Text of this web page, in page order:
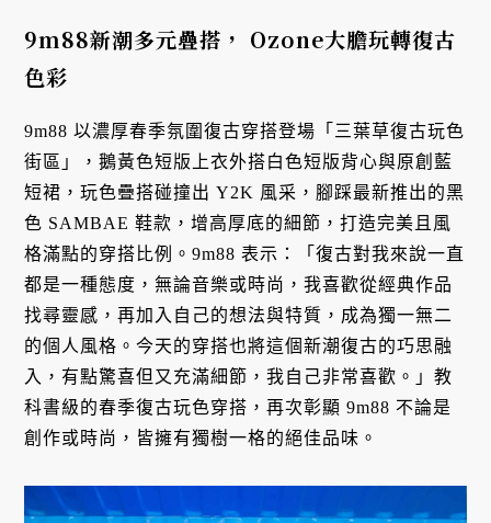
9m88新潮多元疊搭， Ozone大膽玩轉復古
色彩
9m88 以濃厚春季氛圍復古穿搭登場「三葉草復古玩色
街區」，鵝黃色短版上衣外搭白色短版背心與原創藍
短裙，玩色疊搭碰撞出 Y2K 風采，腳踩最新推出的黑
色 SAMBAE 鞋款，增高厚底的細節，打造完美且風
格滿點的穿搭比例。9m88 表示：「復古對我來說一直
都是一種態度，無論音樂或時尚，我喜歡從經典作品
找尋靈感，再加入自己的想法與特質，成為獨一無二
的個人風格。今天的穿搭也將這個新潮復古的巧思融
入，有點驚喜但又充滿細節，我自己非常喜歡。」教
科書級的春季復古玩色穿搭，再次彰顯 9m88 不論是
創作或時尚，皆擁有獨樹一格的絕佳品味。